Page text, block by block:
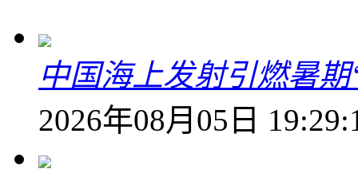
中国海上发射引燃暑
2026年08月05日